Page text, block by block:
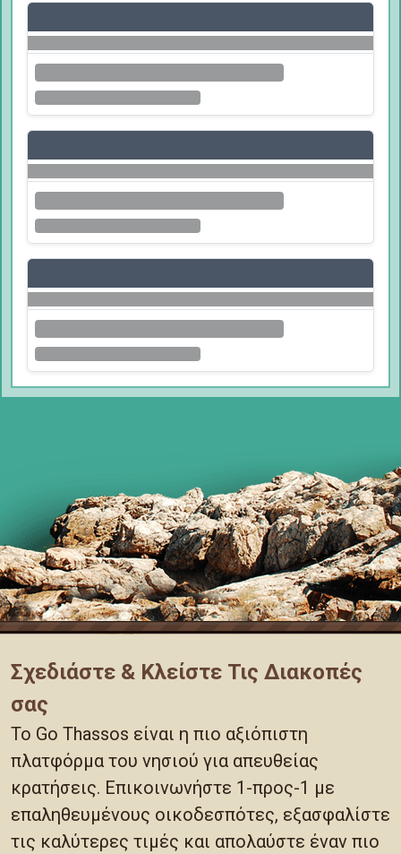
Σχεδιάστε & Κλείστε Τις Διακοπές
σας
Το Go Thassos είναι η πιο αξιόπιστη
πλατφόρμα του νησιού για απευθείας
κρατήσεις. Επικοινωνήστε 1-προς-1 με
επαληθευμένους οικοδεσπότες, εξασφαλίστε
τις καλύτερες τιμές και απολαύστε έναν πιο